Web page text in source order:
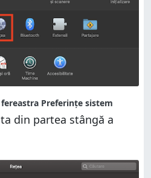
Preferințe sistem
din partea stângă a